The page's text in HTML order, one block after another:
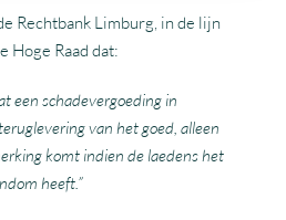
Rechtbank Limburg, in de lijn
Hoge Raad dat:
een schadevergoeding in
van het goed, alleen
komt indien de laedens het
heeft.”